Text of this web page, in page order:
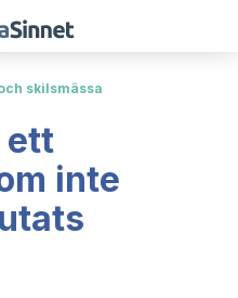
skilsmässa
ett
inte